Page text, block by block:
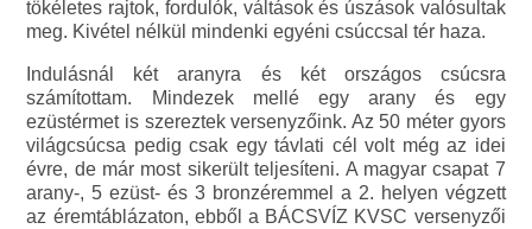
tökéletes rajtok, fordulók, váltások és úszások valósultak
meg. Kivétel nélkül mindenki egyéni csúccsal tér haza.
Indulásnál két aranyra és két országos csúcsra
számítottam. Mindezek mellé egy arany és egy
ezüstérmet is szereztek versenyzőink. Az 50 méter gyors
világcsúcsa pedig csak egy távlati cél volt még az idei
évre, de már most sikerült teljesíteni. A magyar csapat 7
arany-, 5 ezüst- és 3 bronzéremmel a 2. helyen végzett
az éremtáblázaton, ebből a BÁCSVÍZ KVSC versenyzői